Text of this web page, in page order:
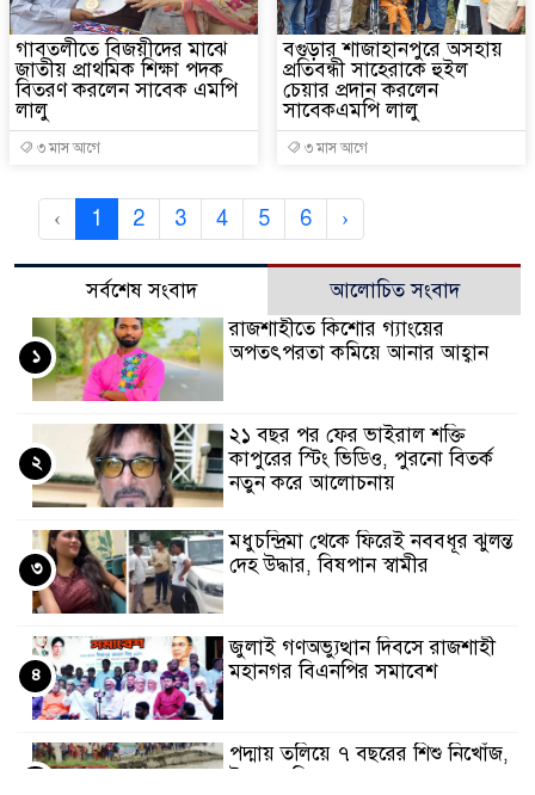
গাবতলীতে বিজয়ীদের মাঝে
জাতীয় প্রাথমিক শিক্ষা পদক
বিতরণ করলেন সাবেক এমপি
লালু
৩ মাস আগে
বগুড়ার শাজাহানপুরে অসহায়
প্রতিবন্ধী সাহেরাকে হুইল
চেয়ার প্রদান করলেন
সাবেকএমপি লালু
৩ মাস আগে
‹ 1 2 3 4 5 6 ›
সর্বশেষ সংবাদ
আলোচিত সংবাদ
রাজশাহীতে কিশোর গ্যাংয়ের
অপতৎপরতা কমিয়ে আনার আহ্বান
১
২১ বছর পর ফের ভাইরাল শক্তি
কাপুরের স্টিং ভিডিও, পুরনো বিতর্ক
নতুন করে আলোচনায়
২
মধুচন্দ্রিমা থেকে ফিরেই নববধূর ঝুলন্ত
দেহ উদ্ধার, বিষপান স্বামীর
৩
জুলাই গণঅভ্যুত্থান দিবসে রাজশাহী
মহানগর বিএনপির সমাবেশ
৪
পদ্মায় তলিয়ে ৭ বছরের শিশু নিখোঁজ,